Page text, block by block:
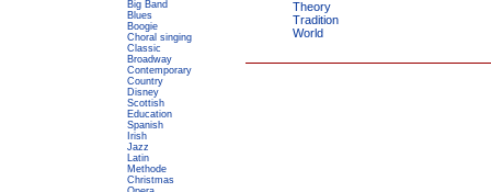
Big Band
Blues
Boogie
Choral singing
Classic
Broadway
Contemporary
Country
Disney
Scottish
Education
Spanish
Irish
Jazz
Latin
Methode
Christmas
Theory
Tradition
World